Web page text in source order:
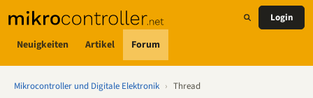
Neuigkeiten Artikel Forum
Login
Mikrocontroller und Digitale Elektronik › Thread